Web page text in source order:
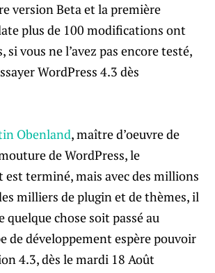
version Beta et la première
plus de 100 modifications ont
si vous ne l’avez pas encore testé,
WordPress 4.3 dès
Obenland, maître d’oeuvre de
de WordPress, le
est terminé, mais avec des millions
milliers de plugin et de thèmes, il
quelque chose soit passé au
de développement espère pouvoir
4.3, dès le mardi 18 Août